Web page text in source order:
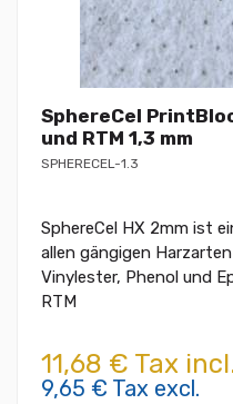
SphereCel
und RTM 1,3 mm
SPHERECEL-1.3
SphereCel HX 2mm ist
allen gängigen
Vinylester, Phenol und
RTM
11,68 € Tax
9,65 € Tax excl.